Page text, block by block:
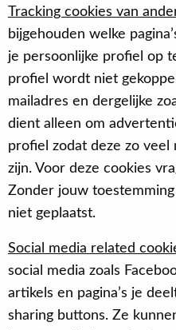
Tracking cookies van
bijgehouden welke
je persoonlijke profiel op
profiel wordt niet
mailadres en dergelijke
dient alleen om
profiel zodat deze zo
zijn. Voor deze cookies
Zonder jouw
niet geplaatst.
Social media related
social media zoals
artikels en pagina’s je
sharing buttons. Ze